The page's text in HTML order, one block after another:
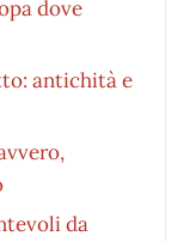
dove
antichità e
da